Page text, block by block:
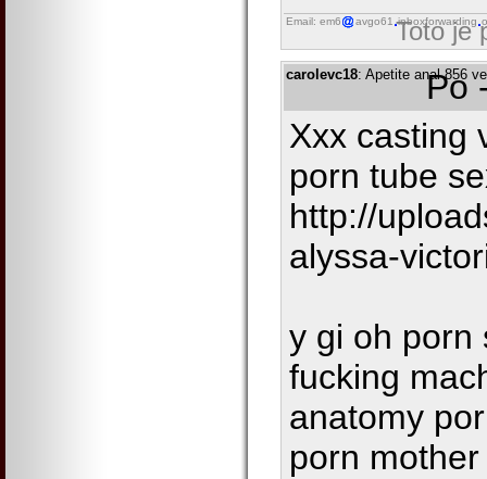
Email: em6 avgo61 inboxforwarding
Toto je
carolevc18: Apetite anal 856
Po
Xxx casting
porn tube
http://
alyssa-
y gi oh porn
fucking
anatomy
porn